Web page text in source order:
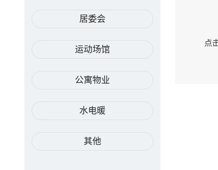
居委会
运动场馆
公寓物业
水电暖
其他
点